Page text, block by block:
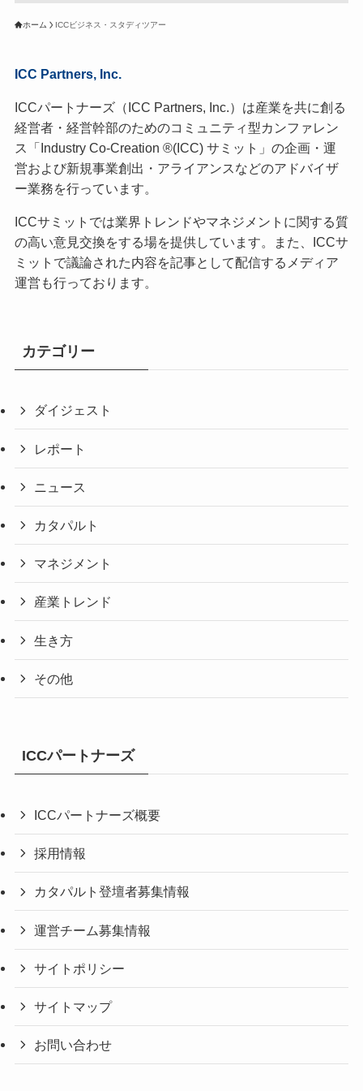
ホーム ICCビジネス・スタディツアー
ICC Partners, Inc.
ICCパートナーズ（ICC Partners, Inc.）は産業を共に創る
経営者・経営幹部のためのコミュニティ型カンファレン
ス「Industry Co-Creation ®(ICC) サミット」の企画・運
営および新規事業創出・アライアンスなどのアドバイザ
ー業務を行っています。
ICCサミットでは業界トレンドやマネジメントに関する質
の高い意見交換をする場を提供しています。また、ICCサ
ミットで議論された内容を記事として配信するメディア
運営も行っております。
カテゴリー
ダイジェスト
レポート
ニュース
カタパルト
マネジメント
産業トレンド
生き方
その他
ICCパートナーズ
ICCパートナーズ概要
採用情報
カタパルト登壇者募集情報
運営チーム募集情報
サイトポリシー
サイトマップ
お問い合わせ